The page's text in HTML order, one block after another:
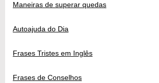
Maneiras de superar quedas
Autoajuda do Dia
Frases Tristes em Inglês
Frases de Conselhos